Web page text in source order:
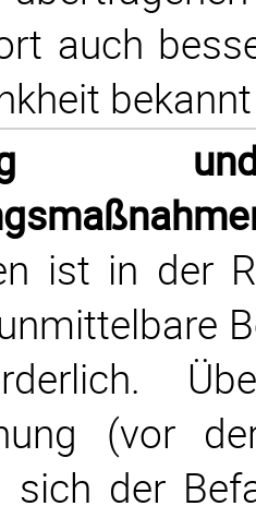
auch
ist in der
(vor
sich der